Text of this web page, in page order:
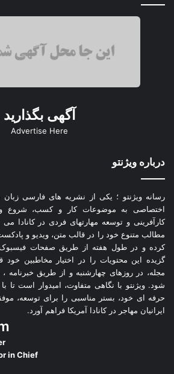
آگهی بگذارید
Advertise Here
درباره ویژنتو
رسانه ویژنتو ؛ یکی از نشریه های فارسی
اختصاصی به موضوعات کار و کسب، شروع و
کارآفرینی و توسعه مهارتهای فردی در کانادا می
مطالب متنوع خود را در قالب متن، ویدیو و
کرده و در طول هفته از طریق صفحات فیسبوک،
گزیده این محتویات را در اختیار مخاطبین
مجله، در روزهای چهارشنبه و از طریق خبرنامه
شود. ویژنتو با نگاهی متفاوت، امیدوار است تا
حرفه ای خود، بستر مناسبی را برای توسعه،
ایرانیان مهاجر در کانادا آمریکا فراهم آورد.
in Chief